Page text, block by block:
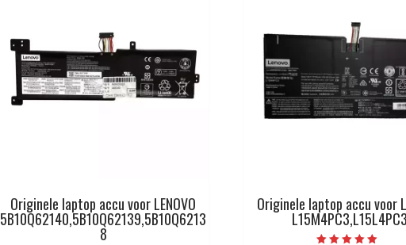
Originele laptop accu voor LENOVO
5B10Q62140,5B10Q62139,5B10Q6213
8
Originele laptop accu voor
L15M4PC3,L15L4PC3